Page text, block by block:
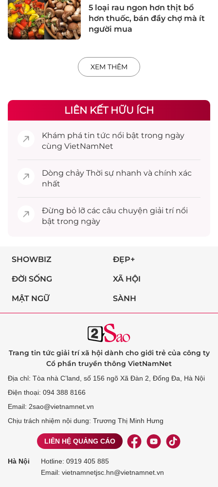
5 loại rau ngon hơn thịt bổ
hơn thuốc, bán đầy chợ mà ít
người mua
XEM THÊM
LIÊN KẾT HỮU ÍCH
Khám phá tin tức nổi bật trong ngày
cùng VietNamNet
Dòng chảy Thời sự nhanh và chính xác
nhất
Đừng bỏ lỡ các câu chuyện giải trínổi
bật trong ngày
SHOWBIZ ĐẸP+
ĐỜI SỐNG XÃ HỘI
MẬT NGỮ SÀNH
Trang tin tức giải trí xã hội dành cho giới trẻ của công ty
Cổ phần truyền thông VietNamNet
Địa chỉ: Tòa nhà C’land, số 156 ngõ Xã Đàn 2, Đống Đa, Hà Nội
Điện thoại: 094 388 8166
Email: 2sao@vietnamnet.vn
Chịu trách nhiệm nội dung: Trương Thị Minh Hưng
LIÊN HỆ QUẢNG CÁO
Hà Nội Hotline: 0919 405 885
Email: vietnamnetjsc.hn@vietnamnet.vn